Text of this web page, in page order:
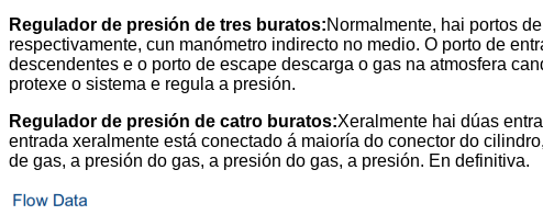
Regulador de presión de tres buratos:Normalmente, hai portos
respectivamente, cun manómetro indirecto no medio. O porto de
descendentes e o porto de escape descarga o gas na atmosfera
protexe o sistema e regula a presión.
Regulador de presión de catro buratos:Xeralmente hai dúas
entrada xeralmente está conectado á maioría do conector do
de gas, a presión do gas, a presión do gas, a presión. En definitiva.